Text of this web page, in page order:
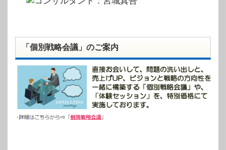
「個別戦略会議」のご案内